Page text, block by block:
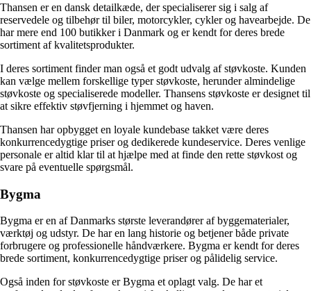
Thansen er en dansk detailkæde, der specialiserer sig i salg af
reservedele og tilbehør til biler, motorcykler, cykler og havearbejde. De
har mere end 100 butikker i Danmark og er kendt for deres brede
sortiment af kvalitetsprodukter.
I deres sortiment finder man også et godt udvalg af støvkoste. Kunden
kan vælge mellem forskellige typer støvkoste, herunder almindelige
støvkoste og specialiserede modeller. Thansens støvkoste er designet til
at sikre effektiv støvfjerning i hjemmet og haven.
Thansen har opbygget en loyale kundebase takket være deres
konkurrencedygtige priser og dedikerede kundeservice. Deres venlige
personale er altid klar til at hjælpe med at finde den rette støvkost og
svare på eventuelle spørgsmål.
Bygma
Bygma er en af ​​Danmarks største leverandører af byggematerialer,
værktøj og udstyr. De har en lang historie og betjener både private
forbrugere og professionelle håndværkere. Bygma er kendt for deres
brede sortiment, konkurrencedygtige priser og pålidelig service.
Også inden for støvkoste er Bygma et oplagt valg. De har et